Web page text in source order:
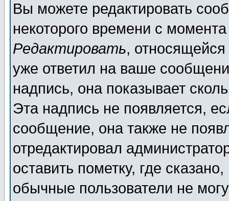
Вы можете редактировать
некоторого времени с
Редактировать,
уже ответил на ваше
надпись, она показывает
Эта надпись не появляется,
сообщение, она также не
отредактировал
оставить пометку, где
обычные пользователи не